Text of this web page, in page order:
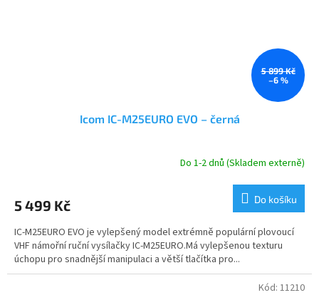
5 899 Kč
–6 %
Icom IC-M25EURO EVO – černá
Do 1-2 dnů (Skladem externě)
5 499 Kč Do košíku
IC-M25EURO EVO je vylepšený model extrémně populární plovoucí
VHF námořní ruční vysílačky IC-M25EURO.Má vylepšenou texturu
úchopu pro snadnější manipulaci a větší tlačítka pro...
Kód: 11210